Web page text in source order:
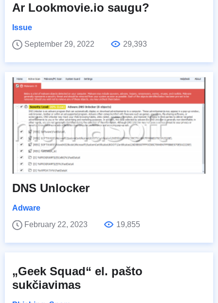
Ar Lookmovie.io saugu?
Issue
September 29, 2022
29,393
DNS Unlocker
Adware
February 22, 2023
19,855
„Geek Squad“ el. pašto
sukčiavimas